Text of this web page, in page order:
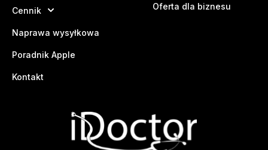
Cennik
Naprawa wysyłkowa
Poradnik Apple
Kontakt
Oferta dla biznesu